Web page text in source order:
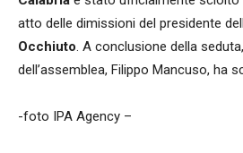
atto delle dimissioni del presidente
Occhiuto. A conclusione della
dell’assemblea, Filippo Mancuso, ha
-foto IPA Agency –